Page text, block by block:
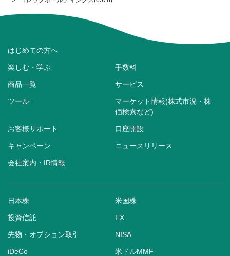
はじめての方へ
楽しむ・学ぶ 手数料
商品一覧 サービス
ツール
マーケット情報(株式市況・株
価検索など)
お客様サポート 口座開設
キャンペーン ニュースリリース
会社案内・IR情報
日本株 米国株
投資信託 FX
先物・オプション取引 NISA
iDeCo 米ドルMMF